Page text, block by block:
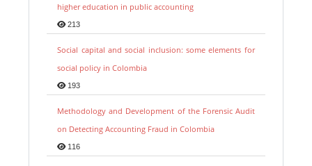
higher education in public accounting
213
Social capital and social inclusion: some elements for
social policy in Colombia
193
Methodology and Development of the Forensic Audit
on Detecting Accounting Fraud in Colombia
116